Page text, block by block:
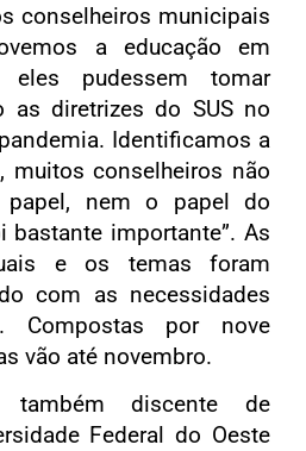
conselheiros municipais
a educação em
pudessem tomar
as diretrizes do SUS no
Identificamos a
muitos conselheiros não
papel, nem o papel do
bastante importante”. As
e os temas foram
com as necessidades
Compostas por nove
vão até novembro.
também discente de
Federal do Oeste